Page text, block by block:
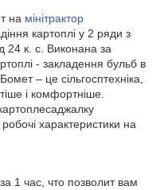
на мінітрактор
картоплі у 2 ряди з
24 к. с. Виконана за
- закладення бульб в
– це сільгосптехніка,
і комфортніше.
характеристики на
1 час, что позволит вам